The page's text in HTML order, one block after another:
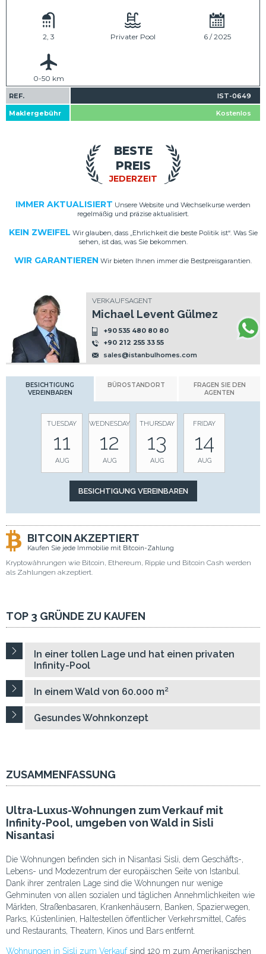
2, 3 Privater Pool 6 / 2025
0-50 km
REF. IST-0649
Maklergebühr Kostenlos
JEDERZEIT
BESTE
PREIS
IMMER AKTUALISIERT Unsere Website und Wechselkurse werden
regelmäßig und präzise aktualisiert.
KEIN ZWEIFEL Wir glauben, dass „Ehrlichkeit die beste Politik ist“. Was Sie
sehen, ist das, was Sie bekommen.
WIR GARANTIEREN Wir bieten Ihnen immer die Bestpreisgarantien.
VERKAUFSAGENT
Michael Levent Gülmez
+90 535 480 80 80
+90 212 255 33 55
sales@istanbulhomes.com
BESICHTIGUNG
VEREINBAREN
BÜROSTANDORT
FRAGEN SIE DEN
AGENTEN
TUESDAY
11
AUG
WEDNESDAY
12
AUG
THURSDAY
13
AUG
FRIDAY
14
AUG
BITCOIN AKZEPTIERT
Kaufen Sie jede Immobilie mit Bitcoin-Zahlung
Kryptowährungen wie Bitcoin, Ethereum, Ripple und Bitcoin Cash werden
als Zahlungen akzeptiert.
TOP 3 GRÜNDE ZU KAUFEN
In einer tollen Lage und hat einen privaten
Infinity-Pool
In einem Wald von 60.000 m²
Gesundes Wohnkonzept
ZUSAMMENFASSUNG
Ultra-Luxus-Wohnungen zum Verkauf mit
Infinity-Pool, umgeben von Wald in Sisli
Nisantasi
Die Wohnungen befinden sich in Nisantasi Sisli, dem Geschäfts-,
Lebens- und Modezentrum der europäischen Seite von Istanbul.
Dank ihrer zentralen Lage sind die Wohnungen nur wenige
Gehminuten von allen sozialen und täglichen Annehmlichkeiten wie
Märkten, Straßenbasaren, Krankenhäusern, Banken, Spazierwegen,
Parks, Küstenlinien, Haltestellen öffentlicher Verkehrsmittel, Cafés
und Restaurants, Theatern, Kinos und Bars entfernt.
Wohnungen in Sisli zum Verkauf sind 120 m zum Amerikanischen